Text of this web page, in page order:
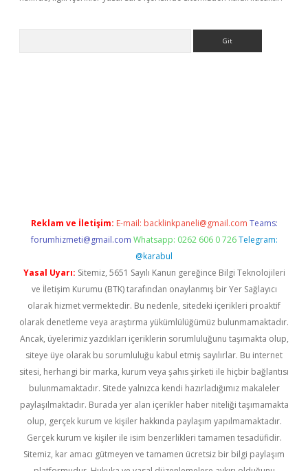
Reklam ve İletişim: E-mail: backlinkpaneli@gmail.com Teams:
forumhizmeti@gmail.com Whatsapp: 0262 606 0 726 Telegram:
@karabul
Yasal Uyarı: Sitemiz, 5651 Sayılı Kanun gereğince Bilgi Teknolojileri
ve İletişim Kurumu (BTK) tarafından onaylanmış bir Yer Sağlayıcı
olarak hizmet vermektedir. Bu nedenle, sitedeki içerikleri proaktif
olarak denetleme veya araştırma yükümlülüğümüz bulunmamaktadır.
Ancak, üyelerimiz yazdıkları içeriklerin sorumluluğunu taşımakta olup,
siteye üye olarak bu sorumluluğu kabul etmiş sayılırlar. Bu internet
sitesi, herhangi bir marka, kurum veya şahıs şirketi ile hiçbir bağlantısı
bulunmamaktadır. Sitede yalnızca kendi hazırladığımız makaleler
paylaşılmaktadır. Burada yer alan içerikler haber niteliği taşımamakta
olup, gerçek kurum ve kişiler hakkında paylaşım yapılmamaktadır.
Gerçek kurum ve kişiler ile isim benzerlikleri tamamen tesadüfidir.
Sitemiz, kar amacı gütmeyen ve tamamen ücretsiz bir bilgi paylaşım